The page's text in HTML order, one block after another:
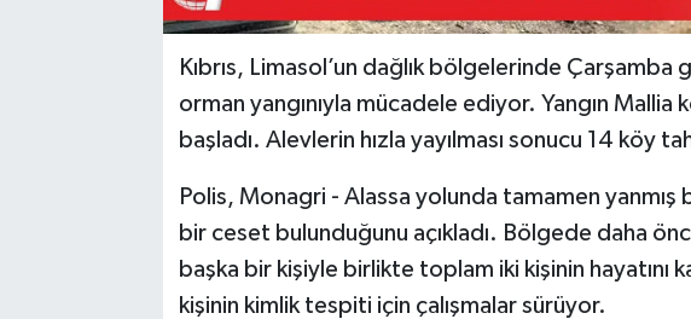
Kıbrıs, Limasol’un dağlık bölgelerinde
orman yangınıyla mücadele ediyor. Yangın
başladı. Alevlerin hızla yayılması sonucu 14 köy
Polis, Monagri - Alassa yolunda tamamen yanmış
bir ceset bulunduğunu açıkladı. Bölgede daha
başka bir kişiyle birlikte toplam iki kişinin
kişinin kimlik tespiti için çalışmalar sürüyor.